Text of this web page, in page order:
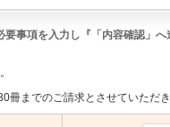
要事項を入力し『「内容確認」
冊までのご請求とさせていただ